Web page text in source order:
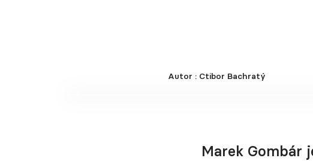
Autor : Ctibor Bachratý
Marek Gombár